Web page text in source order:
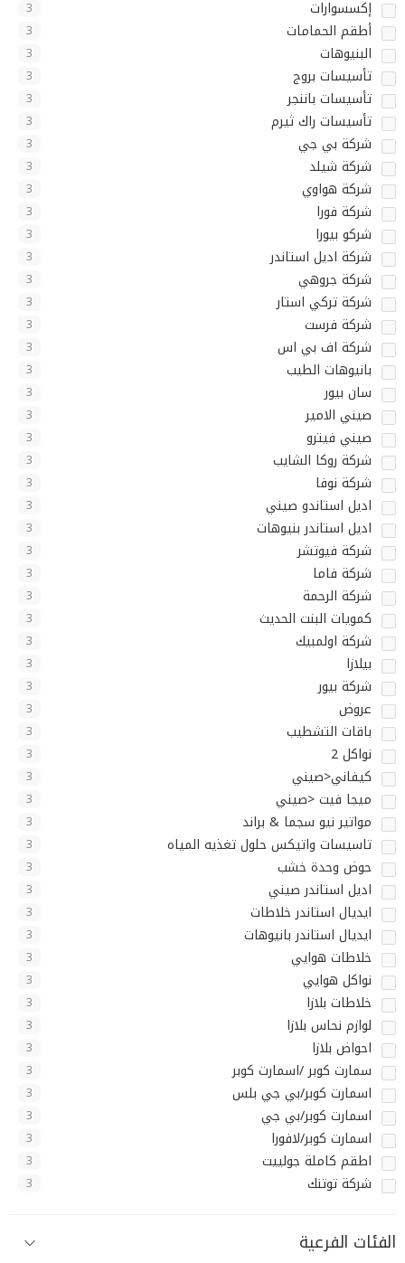
إكسسوارات 3
أطقم الحمامات 3
البنيوهات 3
تأسيسات بروج 3
تأسيسات باننجر 3
تأسيسات راك ثيرم 3
شركة بي جي 3
شركة شيلد 3
شركة هواوي 3
شركة فورا 3
شركو بيورا 3
شركة اديل استاندر 3
شركة جروهي 3
شركة تركي استار 3
شركة فرست 3
شركة اف بي اس 3
بانيوهات الطيب 3
سان بيور 3
صيني الامير 3
صيني فيترو 3
شركة روكا الشايب 3
شركة نوفا 3
اديل استاندو صيني 3
اديل استاندر بنيوهات 3
شركة فيوتشر 3
شركة فاما 3
شركة الرحمة 3
كمويات البنت الحديث 3
شركة اولمبيك 3
بيلازا 3
شركة بيور 3
عروض 3
باقات التشطيب 3
نواكل 2 3
كيفاني<صيني 3
ميجا فيت <صيني 3
مواتير نيو سجما & براند 3
تاسيسات واتيكس حلول تغذيه المياه 3
حوض وحدة خشب 3
اديل استاندر صيني 3
ايديال استاندر خلاطات 3
ايديال استاندر بانيوهات 3
خلاطات هوايي 3
نواكل هوايي 3
خلاطات بلازا 3
لوازم نحاس بلازا 3
احواض بلازا 3
سمارت كوبر /اسمارت كوبر 3
اسمارت كوبر/بي جي بلس 3
اسمارت كوبر/بي جي 3
اسمارت كوبر/لافورا 3
اطقم كاملة جولييت 3
شركة توتنك 3
الفئات الفرعية